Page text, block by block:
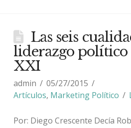
Las seis
liderazgo político
XXI
admin
05/27/2015
Artículos, Marketing Político
Por: Diego Crescente Decía